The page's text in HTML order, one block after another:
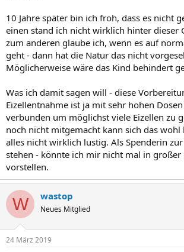
10 Jahre später bin ich froh, dass es nicht
einen stand ich nicht wirklich hinter dieser
zum anderen glaube ich, wenn es auf
geht - dann hat die Natur das nicht
Möglicherweise wäre das Kind behindert
Was ich damit sagen will - diese
Eizellentnahme ist ja mit sehr hohen
verbunden um möglichst viele Eizellen zu
noch nicht mitgemacht kann sich das
alles nicht wirklich lustig. Als Spenderin
stehen - könnte ich mir nicht mal in großer
vorstellen.
W wastop
Neues Mitglied
24 März 2019